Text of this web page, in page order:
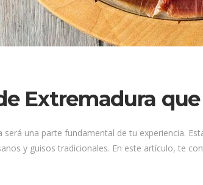
Extremadura
una parte fundamental de tu experiencia.
y guisos tradicionales. En este artículo, te